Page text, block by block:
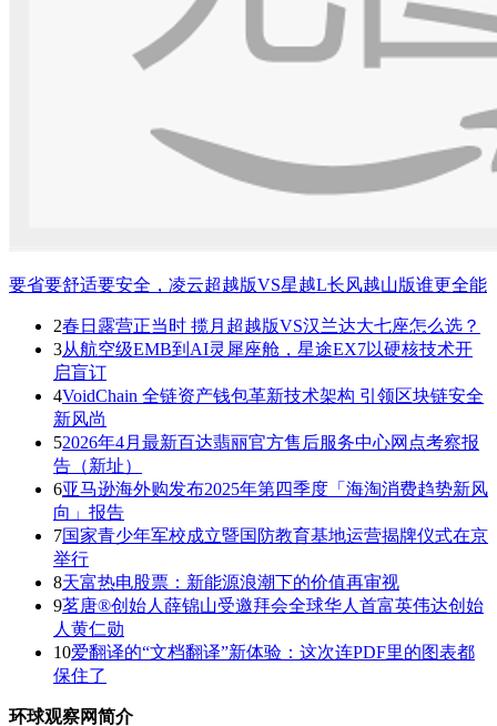
要省要舒适要安全，凌云超越版VS星越L长风越山版谁更全能
2春日露营正当时 揽月超越版VS汉兰达大七座怎么选？
3从航空级EMB到AI灵犀座舱，星途EX7以硬核技术开
启盲订
4VoidChain 全链资产钱包革新技术架构 引领区块链安全
新风尚
52026年4月最新百达翡丽官方售后服务中心网点考察报
告（新址）
6亚马逊海外购发布2025年第四季度「海淘消费趋势新风
向」报告
7国家青少年军校成立暨国防教育基地运营揭牌仪式在京
举行
8天富热电股票：新能源浪潮下的价值再审视
9茗唐®创始人薛锦山受邀拜会全球华人首富英伟达创始
人黄仁勋
10爱翻译的“文档翻译”新体验：这次连PDF里的图表都
保住了
环球观察网简介